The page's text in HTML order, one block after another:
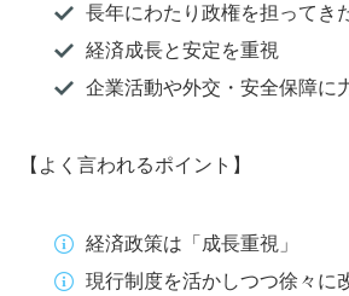
長年にわたり政権を担ってき
経済成長と安定を重視
企業活動や外交・安全保障に
【よく言われるポイント】
経済政策は「成長重視」
現行制度を活かしつつ徐々に